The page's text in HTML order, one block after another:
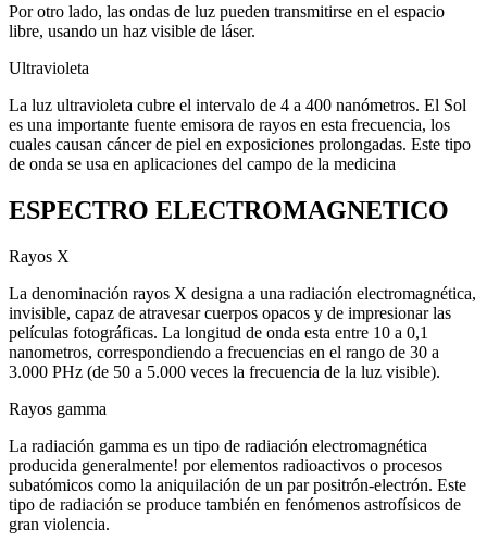
Por otro lado, las ondas de luz pueden transmitirse en el espacio
libre, usando un haz visible de láser.
Ultravioleta
La luz ultravioleta cubre el intervalo de 4 a 400 nanómetros. El Sol
es una importante fuente emisora de rayos en esta frecuencia, los
cuales causan cáncer de piel en exposiciones prolongadas. Este tipo
de onda se usa en aplicaciones del campo de la medicina
ESPECTRO ELECTROMAGNETICO
Rayos X
La denominación rayos X designa a una radiación electromagnética,
invisible, capaz de atravesar cuerpos opacos y de impresionar las
películas fotográficas. La longitud de onda esta entre 10 a 0,1
nanometros, correspondiendo a frecuencias en el rango de 30 a
3.000 PHz (de 50 a 5.000 veces la frecuencia de la luz visible).
Rayos gamma
La radiación gamma es un tipo de radiación electromagnética
producida generalmente! por elementos radioactivos o procesos
subatómicos como la aniquilación de un par positrón-electrón. Este
tipo de radiación se produce también en fenómenos astrofísicos de
gran violencia.